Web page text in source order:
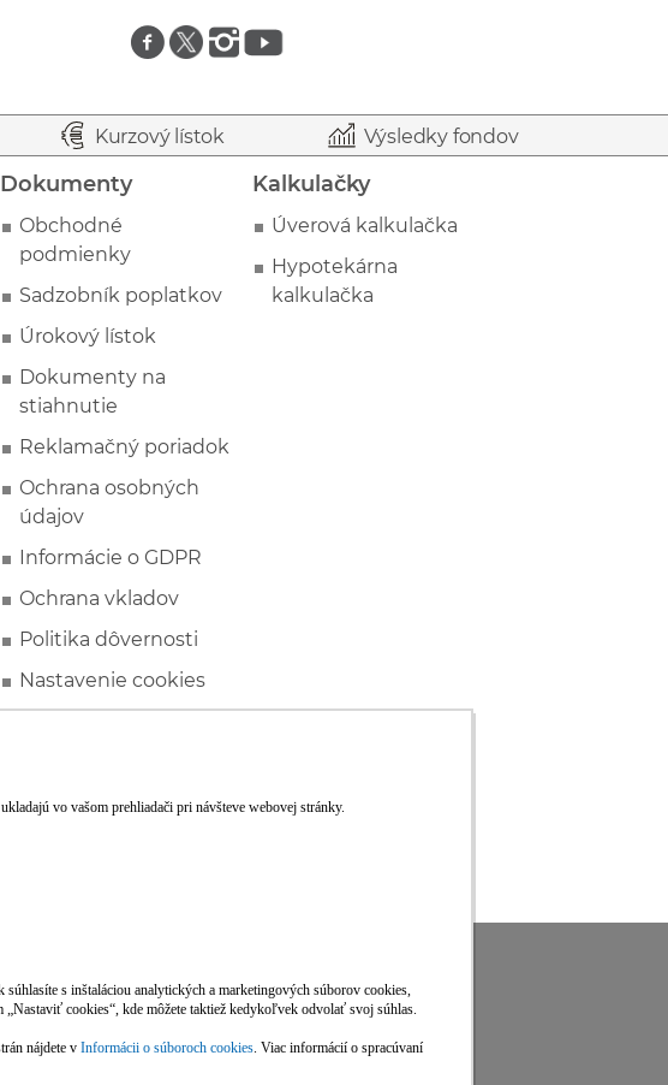
Znajdź nas na facebooku
Znajdź nas na twitterze
Znajdź nas na instagramie
Znajdź nas na youtube
Kurzový lístok Výsledky fondov
Dokumenty
Obchodné
podmienky
Sadzobník poplatkov
Úrokový lístok
Dokumenty na
stiahnutie
Reklamačný poriadok
Ochrana osobných
údajov
Informácie o GDPR
Ochrana vkladov
Politika dôvernosti
Nastavenie cookies
Kalkulačky
Úverová kalkulačka
Hypotekárna
kalkulačka
Viac informácií